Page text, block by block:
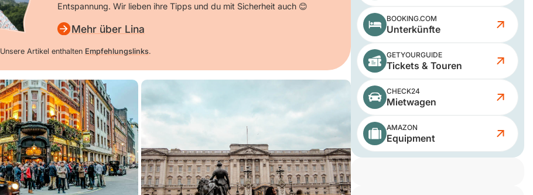
Entspannung. Wir lieben ihre Tipps und du mit Sicherheit auch 😊
Mehr über Lina
Unsere Artikel enthalten Empfehlungslinks.
BOOKING.COM
Unterkünfte
GETYOURGUIDE
Tickets & Touren
CHECK24
Mietwagen
AMAZON
Equipment